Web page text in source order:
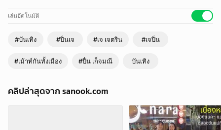
เล่นอัตโนมัติ
#บันเทิง #ปิ่นเจ #เจ เจตริน #เจปิ่น
#เม้าท์กันทั้งเมือง #ปื่น เก็จมณี บันเทิง
คลิปล่าสุดจาก sanook.com